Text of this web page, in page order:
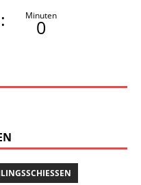
: Minuten
0